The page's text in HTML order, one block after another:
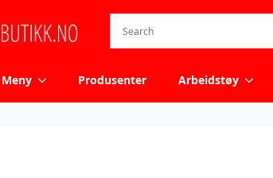
Meny Produsenter Arbeidstøy